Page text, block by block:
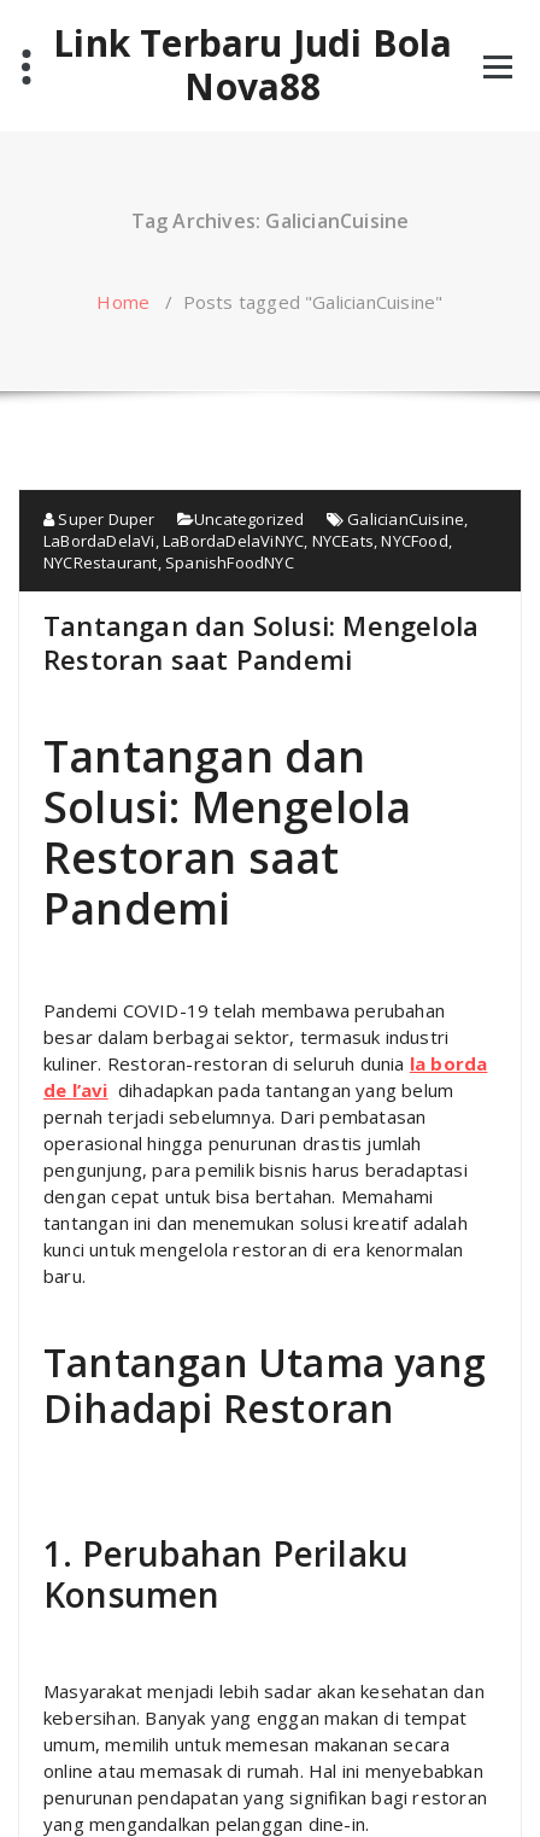
contentLink Terbaru Judi Bola
Nova88
Tag Archives: GalicianCuisine
Home / Posts tagged "GalicianCuisine"
Super Duper Uncategorized GalicianCuisine
LaBordaDelaVi ,LaBordaDelaViNYC NYCEats ,NYCFood
NYCRestaurant SpanishFoodNYC
Tantangan dan Solusi: Mengelola
Restoran saat Pandemi
Tantangan dan
Solusi: Mengelola
Restoran saat
Pandemi
Pandemi COVID-19 telah membawa perubahan
besar dalam berbagai sektor, termasuk industri
kuliner. Restoran-restoran di seluruh dunia la borda
de l’avi dihadapkan pada tantangan yang belum
pernah terjadi sebelumnya. Dari pembatasan
operasional hingga penurunan drastis jumlah
pengunjung, para pemilik bisnis harus beradaptasi
dengan cepat untuk bisa bertahan. Memahami
tantangan ini dan menemukan solusi kreatif adalah
kunci untuk mengelola restoran di era kenormalan
baru.
Tantangan Utama yang
Dihadapi Restoran
1. Perubahan Perilaku
Konsumen
Masyarakat menjadi lebih sadar akan kesehatan dan
kebersihan. Banyak yang enggan makan di tempat
umum, memilih untuk memesan makanan secara
online atau memasak di rumah. Hal ini menyebabkan
penurunan pendapatan yang signifikan bagi restoran
yang mengandalkan pelanggan dine-in.